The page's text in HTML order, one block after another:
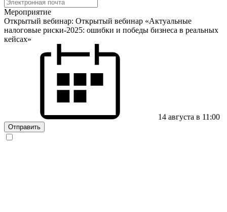
Мероприятие
Открытый вебинар: Открытый вебинар «Актуальные
налоговые риски-2025: ошибки и победы бизнеса в реальных
кейсах»
14 августа в 11:00
Отправить